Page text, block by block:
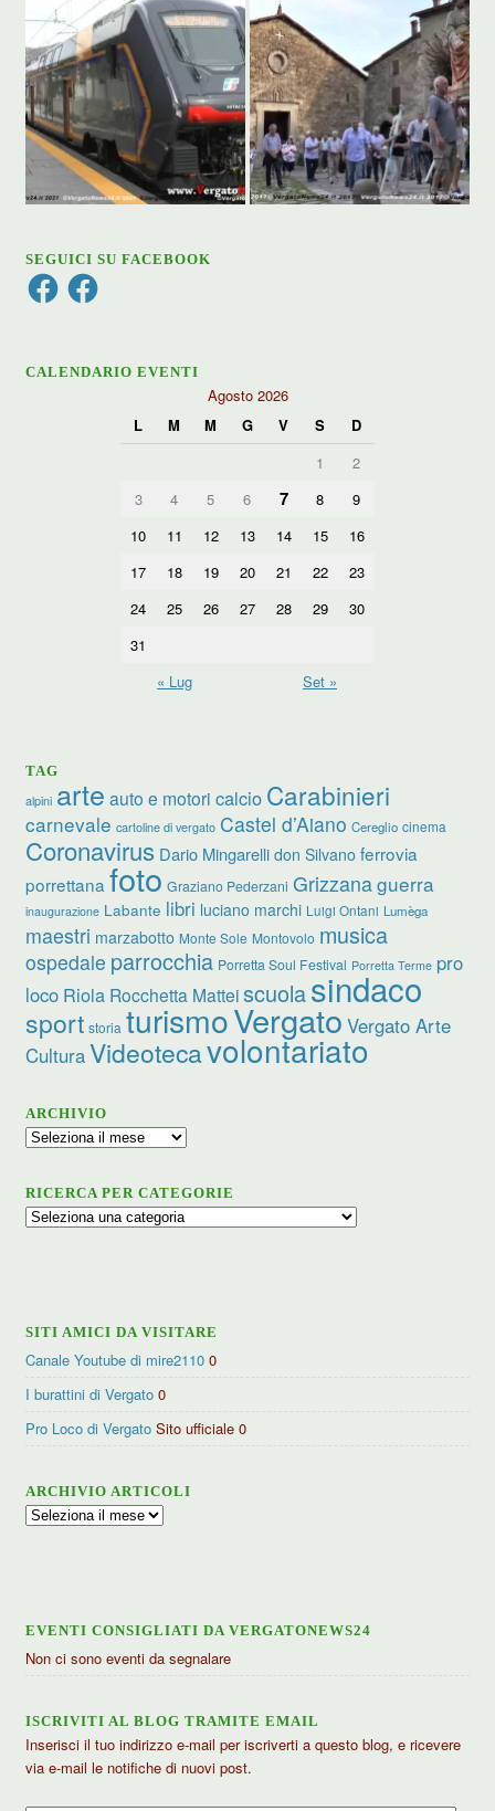
SEGUICI SU FACEBOOK
FacebookFacebook
CALENDARIO EVENTI
Agosto 2026
L
M M G V S
D
1
2
3
4 5 6 7 8
9
10
11 12 13 14 15
16
17
18 19 20 21 22
23
24
25 26 27 28 29
30
31
« Lug
Set »
TAG
alpini arte auto e motori calcio Carabinieri
carnevale cartoline di vergato Castel d’Aiano Cereglio cinema
Coronavirus Dario Mingarelli don Silvano ferrovia
porrettana foto Graziano Pederzani Grizzanaguerra
inaugurazione Labante libri luciano marchi Luigi Ontani Lumèga
maestri marzabotto Monte Sole Montovolo musica
ospedale parrocchia Porretta Soul Festival Porretta Terme pro
loco Riola Rocchetta Matteiscuolasindaco
sport storia turismoVergato Vergato Arte
CulturaVideotecavolontariato
ARCHIVIO
Archivio
RICERCA PER CATEGORIE
Ricerca
SITI AMICI DA VISITARE
Canale Youtube di mire2110 0
I burattini di Vergato 0
Pro Loco di Vergato Sito ufficiale 0
ARCHIVIO ARTICOLI
Archivio
EVENTI CONSIGLIATI DA VERGATONEWS24
Non ci sono eventi da segnalare
ISCRIVITI AL BLOG TRAMITE EMAIL
Inserisci il tuo indirizzo e-mail per iscriverti a questo blog, e ricevere
via e-mail le notifiche di nuovi post.